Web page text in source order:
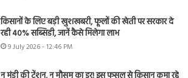
किसानों के लिए बड़ी खुशखबरी, फूलों की खेती पर सरकार दे
रही 40% सब्सिडी, जानें कैसे मिलेगा लाभ
9 July 2026 - 12:46 PM